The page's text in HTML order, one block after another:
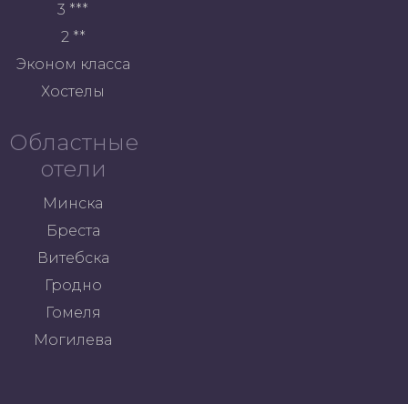
3 ***
2 **
Эконом класса
Хостелы
Областные
отели
Минска
Бреста
Витебска
Гродно
Гомеля
Могилева